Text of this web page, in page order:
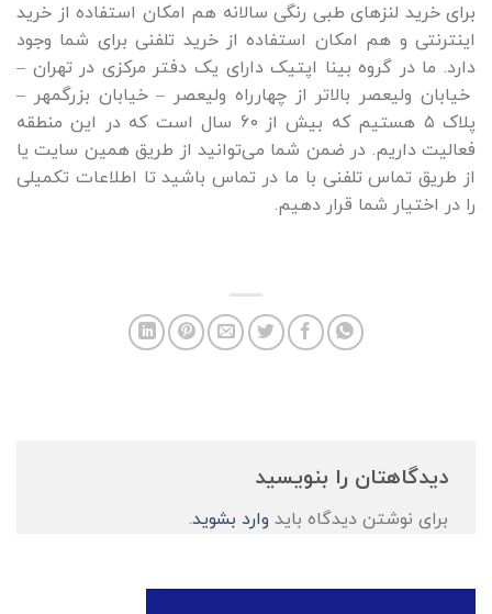
برای خرید لنزهای طبی رنگی سالانه هم امکان استفاده از خرید
اینترنتی و هم امکان استفاده از خرید تلفنی برای شما وجود
دارد. ما در گروه بینا اپتیک دارای یک دفتر مرکزی در تهران –
خیابان ولیعصر بالاتر از چهارراه ولیعصر – خیابان بزرگمهر –
پلاک ۵ هستیم که بیش از 60 سال است که در این منطقه
فعالیت داریم. در ضمن شما می‌توانید از طریق همین سایت یا
از طریق تماس تلفنی با ما در تماس باشید تا اطلاعات تکمیلی
را در اختیار شما قرار دهیم.
دیدگاهتان را بنویسید
برای نوشتن دیدگاه باید وارد بشوید.